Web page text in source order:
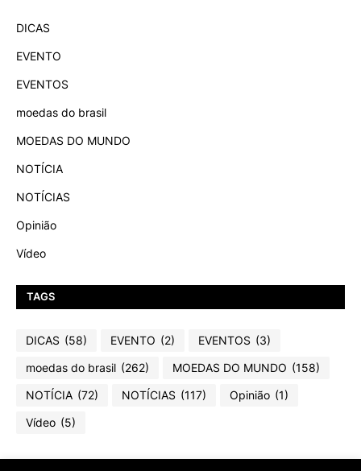
DICAS
EVENTO
EVENTOS
moedas do brasil
MOEDAS DO MUNDO
NOTÍCIA
NOTÍCIAS
Opinião
Vídeo
TAGS
DICAS (58) EVENTO (2) EVENTOS (3)
moedas do brasil (262) MOEDAS DO MUNDO (158)
NOTÍCIA (72) NOTÍCIAS (117) Opinião (1)
Vídeo (5)